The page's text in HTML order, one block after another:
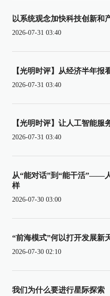
以系统观念加快科技创新和
2026-07-31 03:40
【光明时评】从经济半年报
2026-07-31 03:40
【光明时评】让人工智能服
2026-07-31 03:40
从“能对话”到“能干活”——
样
2026-07-30 03:00
“前海模式”何以打开发展新
2026-07-30 02:10
我们为什么要进行星际探索